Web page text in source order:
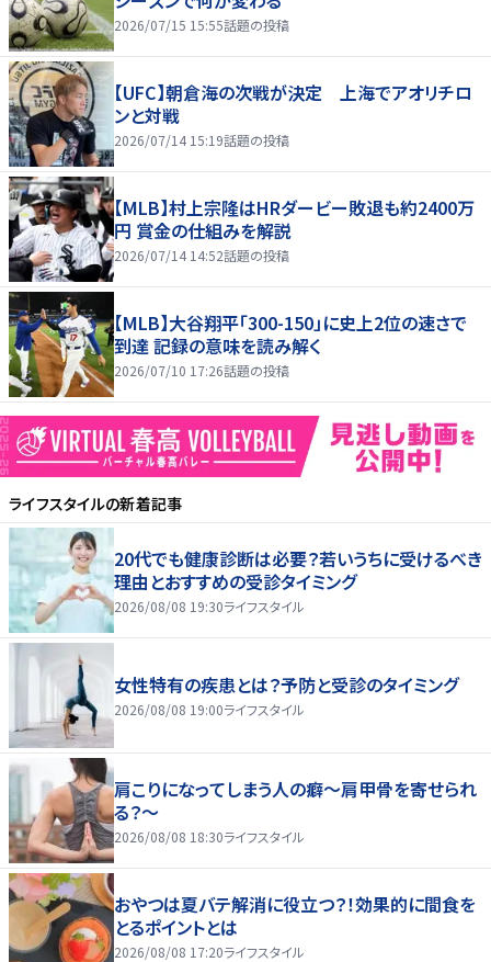
2026/07/15 15:55話題の投稿
【UFC】朝倉海の次戦が決定 上海でアオリチロ
ンと対戦
2026/07/14 15:19話題の投稿
【MLB】村上宗隆はHRダービー敗退も約2400万
円 賞金の仕組みを解説
2026/07/14 14:52話題の投稿
【MLB】大谷翔平「300-150」に史上2位の速さで
到達 記録の意味を読み解く
2026/07/10 17:26話題の投稿
ライフスタイルの新着記事
20代でも健康診断は必要？若いうちに受けるべき
理由とおすすめの受診タイミング
2026/08/08 19:30ライフスタイル
女性特有の疾患とは？予防と受診のタイミング
2026/08/08 19:00ライフスタイル
肩こりになってしまう人の癖～肩甲骨を寄せられ
る？～
2026/08/08 18:30ライフスタイル
おやつは夏バテ解消に役立つ？！効果的に間食を
とるポイントとは
2026/08/08 17:20ライフスタイル